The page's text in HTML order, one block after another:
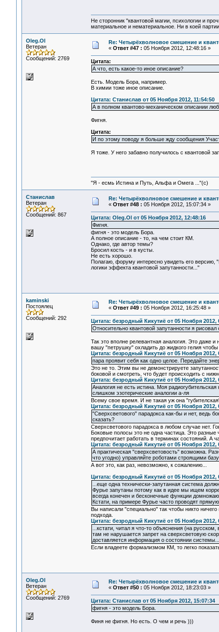
Не сторонник "квантовой магии, психологии и
материальное и нематериальное. Ни в коей
Oleg.Ol
Ветеран
Сообщений: 2769
Re: Четырёхволновое смешение и
« Ответ #47 : 05 Ноября 2012, 12:48:16 »
Цитата:
А что, есть какое-то иное описание?
Есть. Модель Бора, например.
В химии тоже иное описание.
Цитата: Станислав от 05 Ноября 2012, 11:54:50
А в полном квантово-механическом описании
Фигня.
Цитата:
И по этому поводу я больше жду сообщения
Я тоже. У него забавно получилось с квантовой
"Я - есмь Истина и Путь, Альфа и Омега ..."(с)
Станислав
Ветеран
Сообщений: 867
Re: Четырёхволновое смешение и
« Ответ #48 : 05 Ноября 2012, 15:07:34 »
Цитата: Oleg.Ol от 05 Ноября 2012, 12:48:16
Фигня.
фигня - это модель Бора.
А полное описание - то, на чем стоит КМ.
Однако, где автор темы?
Бросил кость - и в кусты.
Не есть хорошо.
Полагаю, форуму интересно увидеть его версию,
логики эффекта квантовой запутанности..."
kaminski
Постоялец
Сообщений: 292
Re: Четырёхволновое смешение и
« Ответ #49 : 05 Ноября 2012, 16:25:48 »
Цитата: безродный Кикутиё от 05 Ноября 2012,
Относительно квантовой запутанности я
Так это вполне релевантная аналогия. Это даже
вашу "петрушку" охладить до жидкого гелия
Цитата: безродный Кикутиё от 05 Ноября 2012,
пара проявит себя как одно целое. Передайте
Это не то. Этим вы не демонстрируете
боковой и смотреть, что будет происходить с
Цитата: безродный Кикутиё от 05 Ноября 2012,
Аналогия не есть истина. Моя
слишком эзотерические аналогии а-ля
Всему свое время. И не такая уж она
Цитата: безродный Кикутиё от 05 Ноября 2012,
"Сверхсветового" парадокса как-бы и нет, ведь
сказать?
Сверхсветового парадокса в любом случае нет.
Боковые полосы это не одна частица. Это
предпочитает работать в терминах состояний. А
Цитата: безродный Кикутиё от 05 Ноября 2012,
А практическая "сверхсветовость" возможна.
что угодно) управляйте роботами строящими
А вот это, как раз, невозможно, к сожалению...
Цитата: безродный Кикутиё от 05 Ноября 2012,
...еще одна технически-запутанная система
Фурье запутаны потому как в идее мы ищем
всегда конечен и бесконечные функции
Кстати, на примере Фурье часто проводят
Вы написали "специально" так чтобы никто
подхода.
Цитата: безродный Кикутиё от 05 Ноября 2012,
...кстати, читал я что-то объяснения (на
там не нарушается запрет на сверхсветовую
доставляется информация о состоянии
Если владеете формализмом КМ, то легко
Oleg.Ol
Ветеран
Сообщений: 2769
Re: Четырёхволновое смешение и
« Ответ #50 : 05 Ноября 2012, 18:23:03 »
Цитата: Станислав от 05 Ноября 2012, 15:07:34
фигня - это модель Бора.
Финя не фигня. Но есть. О чем и речь )))